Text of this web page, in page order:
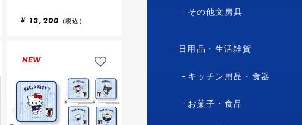
¥ 13,200 (税込）
NEW
その他文房具
日用品・生活雑貨
キッチン用品・食器
お菓子・食品